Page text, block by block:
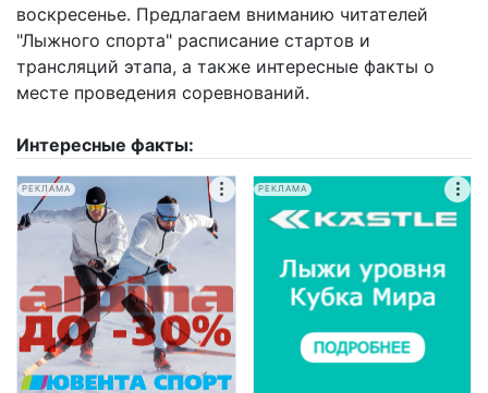
воскресенье. Предлагаем вниманию читателей
"Лыжного спорта" расписание стартов и
трансляций этапа, а также интересные факты о
месте проведения соревнований.
Интересные факты:
РЕКЛАМА РЕКЛАМА